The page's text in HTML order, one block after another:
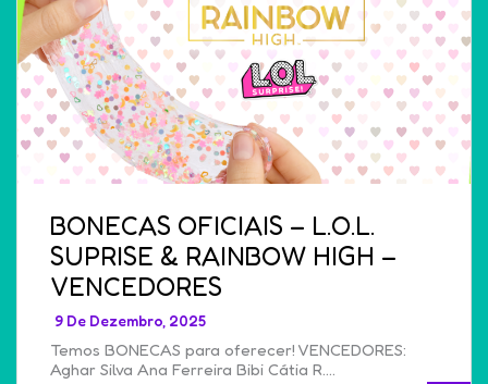
BONECAS OFICIAIS – L.O.L.
SUPRISE & RAINBOW HIGH –
VENCEDORES
9 De Dezembro, 2025
Temos BONECAS para oferecer! VENCEDORES:
Aghar Silva Ana Ferreira Bibi Cátia R….